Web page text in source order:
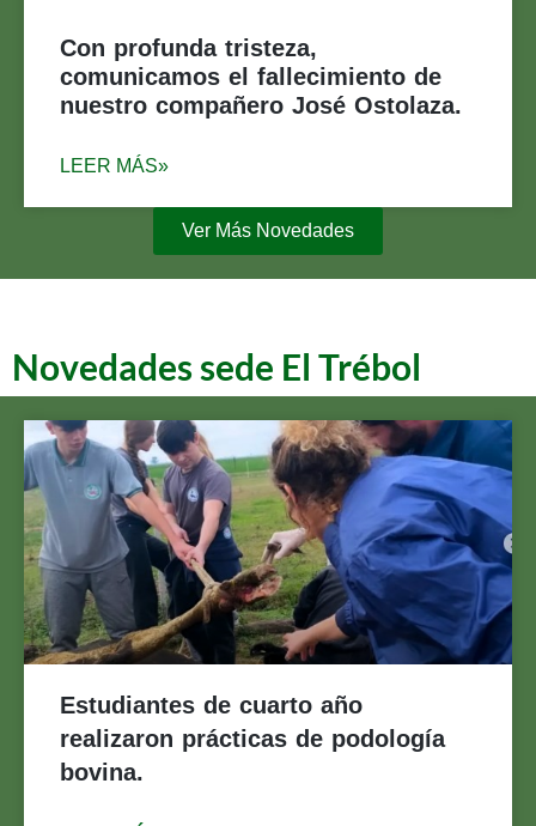
Con profunda tristeza,
comunicamos el fallecimiento de
nuestro compañero José Ostolaza.
LEER MÁS»
Ver Más Novedades
Novedades sede El Trébol
Estudiantes de cuarto año
realizaron prácticas de podología
bovina.